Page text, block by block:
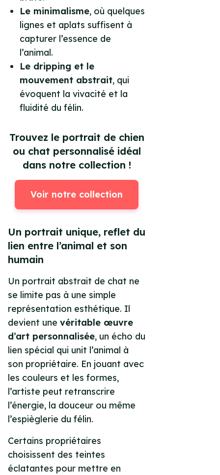
Le minimalisme, où quelques
lignes et aplats suffisent à
capturer l’essence de
l’animal.
Le dripping et le
mouvement abstrait, qui
évoquent la vivacité et la
fluidité du félin.
Trouvez le portrait de chien
ou chat personnalisé idéal
dans notre collection !
Voir notre collection
Un portrait unique, reflet du
lien entre l’animal et son
humain
Un portrait abstrait de chat ne
se limite pas à une simple
représentation esthétique. Il
devient une véritable œuvre
d’art personnalisée, un écho du
lien spécial qui unit l’animal à
son propriétaire. En jouant avec
les couleurs et les formes,
l’artiste peut retranscrire
l’énergie, la douceur ou même
l’espièglerie du félin.
Certains propriétaires
choisissent des teintes
éclatantes pour mettre en